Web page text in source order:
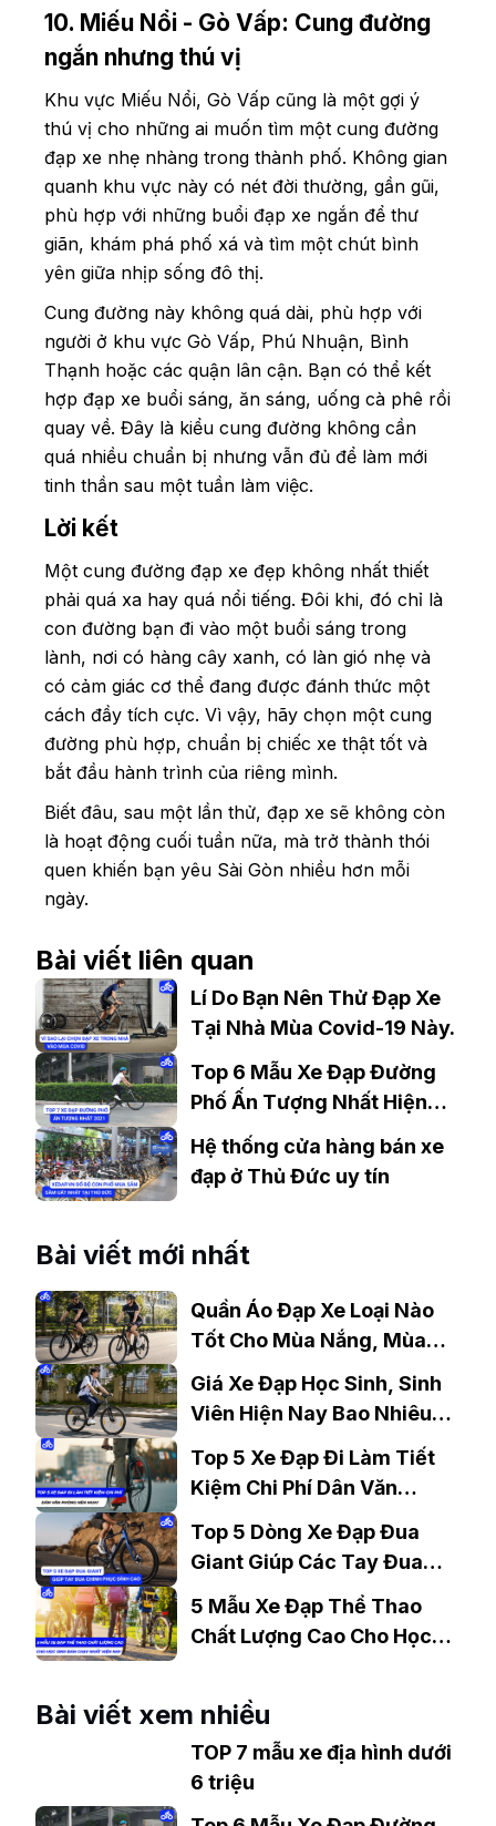
10. Miếu Nổi - Gò Vấp: Cung đường
ngắn nhưng thú vị
Khu vực Miếu Nổi, Gò Vấp cũng là một gợi ý
thú vị cho những ai muốn tìm một cung đường
đạp xe nhẹ nhàng trong thành phố. Không gian
quanh khu vực này có nét đời thường, gần gũi,
phù hợp với những buổi đạp xe ngắn để thư
giãn, khám phá phố xá và tìm một chút bình
yên giữa nhịp sống đô thị.
Cung đường này không quá dài, phù hợp với
người ở khu vực Gò Vấp, Phú Nhuận, Bình
Thạnh hoặc các quận lân cận. Bạn có thể kết
hợp đạp xe buổi sáng, ăn sáng, uống cà phê rồi
quay về. Đây là kiểu cung đường không cần
quá nhiều chuẩn bị nhưng vẫn đủ để làm mới
tinh thần sau một tuần làm việc.
Lời kết
Một cung đường đạp xe đẹp không nhất thiết
phải quá xa hay quá nổi tiếng. Đôi khi, đó chỉ là
con đường bạn đi vào một buổi sáng trong
lành, nơi có hàng cây xanh, có làn gió nhẹ và
có cảm giác cơ thể đang được đánh thức một
cách đầy tích cực. Vì vậy, hãy chọn một cung
đường phù hợp, chuẩn bị chiếc xe thật tốt và
bắt đầu hành trình của riêng mình.
Biết đâu, sau một lần thử, đạp xe sẽ không còn
là hoạt động cuối tuần nữa, mà trở thành thói
quen khiến bạn yêu Sài Gòn nhiều hơn mỗi
ngày.
Bài viết liên quan
Lí Do Bạn Nên Thử Đạp Xe
Tại Nhà Mùa Covid-19 Này.
Top 6 Mẫu Xe Đạp Đường
Phố Ấn Tượng Nhất Hiện
Hệ thống cửa hàng bán xe
đạp ở Thủ Đức uy tín
Bài viết mới nhất
Quần Áo Đạp Xe Loại Nào
Tốt Cho Mùa Nắng, Mùa
Mưa?
Giá Xe Đạp Học Sinh, Sinh
Viên Hiện Nay Bao Nhiêu?
Gợi Ý Mẫu Đáng Mua
Top 5 Xe Đạp Đi Làm Tiết
Kiệm Chi Phí Dân Văn
Phòng Nên Mua?
Top 5 Dòng Xe Đạp Đua
Giant Giúp Các Tay Đua
Chinh Phục Đỉnh Cao
5 Mẫu Xe Đạp Thể Thao
Chất Lượng Cao Cho Học
Bài viết xem nhiều
TOP 7 mẫu xe địa hình dưới
6 triệu